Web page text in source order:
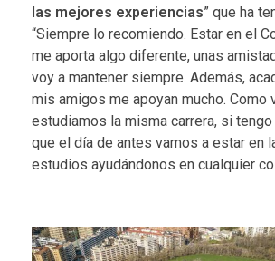
las mejores experiencias” que ha
“Siempre lo recomiendo. Estar en el
me aporta algo diferente, unas
voy a mantener siempre. Además,
mis amigos me apoyan mucho. Como
estudiamos la misma carrera, si
que el día de antes vamos a estar en
estudios ayudándonos en cualquier